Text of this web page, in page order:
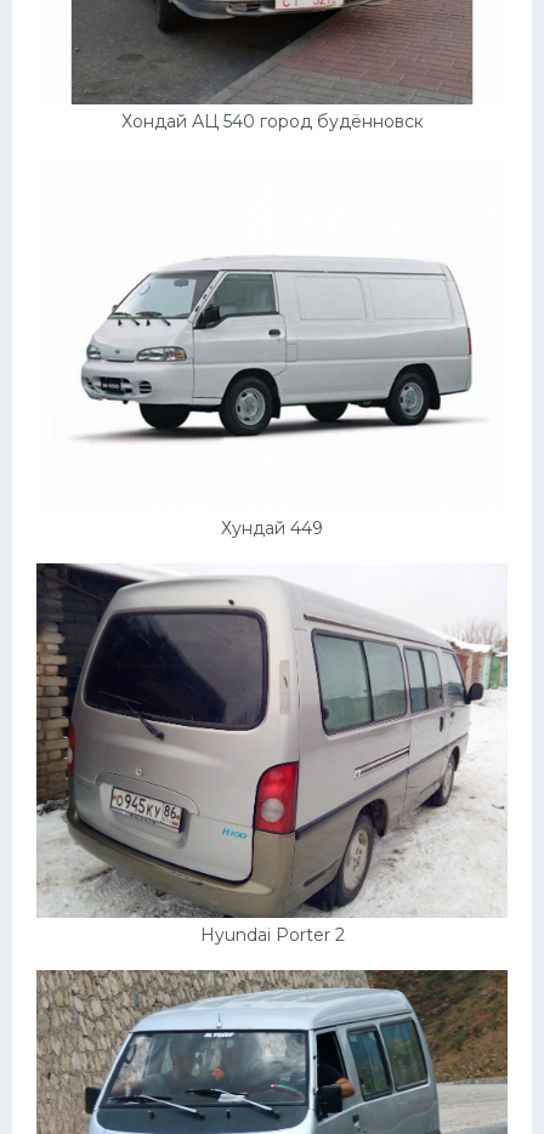
Хондай АЦ 540 город будённовск
Хундай 449
Hyundai Porter 2